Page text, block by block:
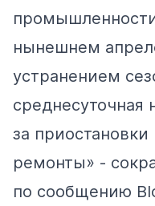
нынешнем
устранением
среднесуточная
за
ремонты» -
по сообщению